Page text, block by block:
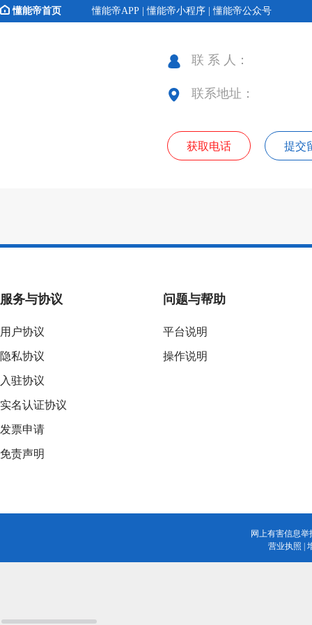
懂能帝首页 懂能帝APP | 懂能帝小程序 | 懂能帝公众号
联 系 人：
联系地址：
获取电话 提交
服务与协议
用户协议
隐私协议
入驻协议
实名认证协议
发票申请
免责声明
问题与帮助
平台说明
操作说明
网上有害信息
营业执照